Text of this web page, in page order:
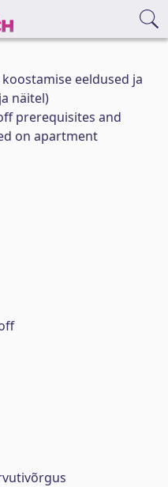
eeldused ja
näitel)
prerequisites and
on apartment